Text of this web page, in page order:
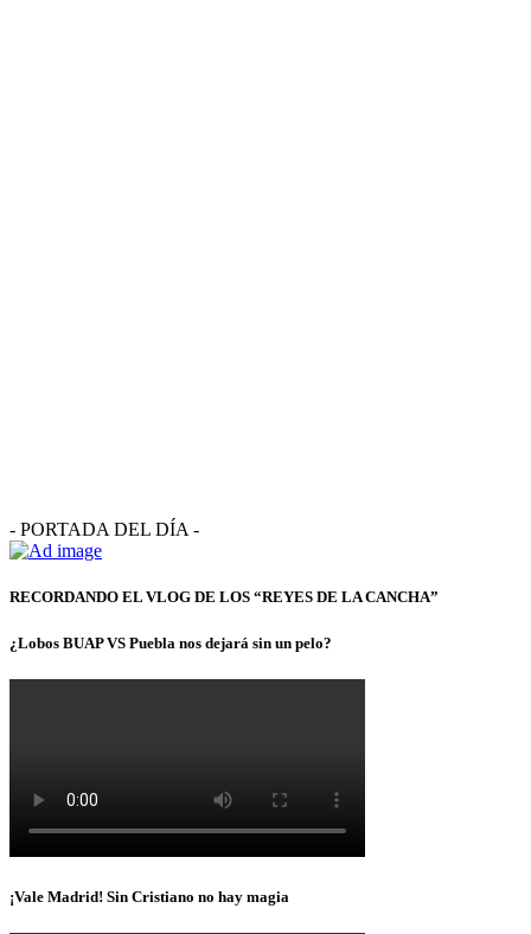
- PORTADA DEL DÍA -
RECORDANDO EL VLOG DE LOS “REYES DE LA CANCHA”
¿Lobos BUAP VS Puebla nos dejará sin un pelo?
¡Vale Madrid! Sin Cristiano no hay magia